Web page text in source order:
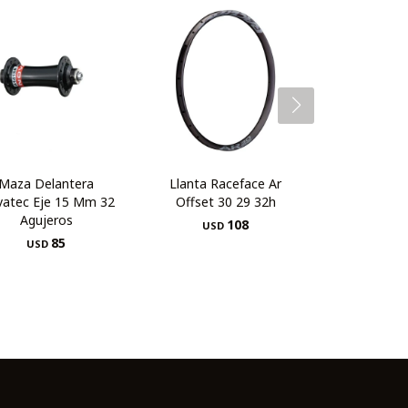
Maza Delantera
Eje 15 Mm 32
Agujeros
USD 85
Llanta Raceface Ar
Offset 30 29 32h
USD 108